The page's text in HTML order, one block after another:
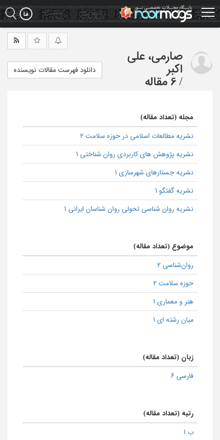
Skip
to
main
صارمی، علی
اکبر
/ 6 مقاله
دانلود فهرست مقالات نویسنده
مجله (تعداد مقاله)
نشریه مطالعات اسلامی در حوزه سلامت 2
نشریه پژوهش های کاربردی روان شناختی 1
نشریه جستارهای شهرسازی 1
نشریه گفتگو 1
نشریه روان شناسی تحولی روان شناسان ایرانی 1
موضوع (تعداد مقاله)
روان‌شناسی 2
حوزه سلامت 2
هنر و معماری 1
میان رشته ای 1
زبان (تعداد مقاله)
فارسی 6
رتبه (تعداد مقاله)
ب 1